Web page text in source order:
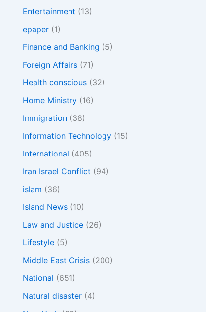
Entertainment (13)
epaper (1)
Finance and Banking (5)
Foreign Affairs (71)
Health conscious (32)
Home Ministry (16)
Immigration (38)
Information Technology (15)
International (405)
Iran Israel Conflict (94)
islam (36)
Island News (10)
Law and Justice (26)
Lifestyle (5)
Middle East Crisis (200)
National (651)
Natural disaster (4)